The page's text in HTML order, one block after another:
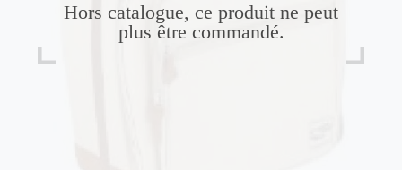
Hors catalogue, ce produit ne peut
plus être commandé.